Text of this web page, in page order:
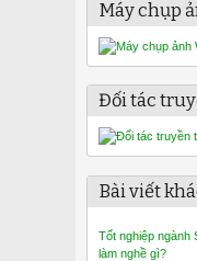
Máy chụp
Đối tác
Bài viết
Tốt nghiệp ngành
làm nghề gì?